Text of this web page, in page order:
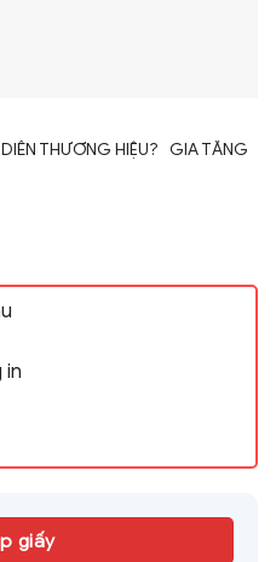
THƯƠNG HIỆU? GIA TĂNG
in
giấy